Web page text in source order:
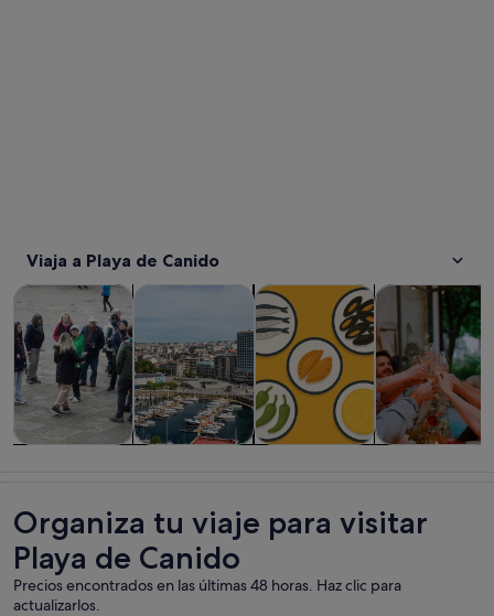
Viaja a Playa de Canido
Visitas guiadas y excursiones de un día Se abre en una
Historia y culturaSe abre en una pestaña
Visitas privadas yComidas,
Organiza tu viaje para visitar
Playa de Canido
Precios encontrados en las últimas 48 horas. Haz clic para
actualizarlos.